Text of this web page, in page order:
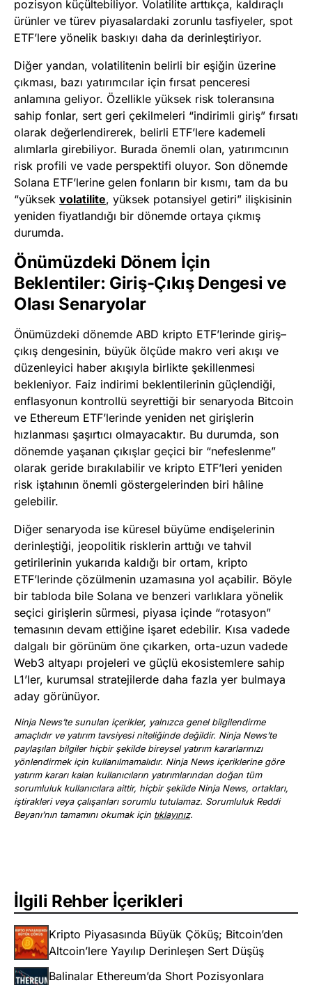
pozisyon küçültebiliyor. Volatilite arttıkça, kaldıraçlı
ürünler ve türev piyasalardaki zorunlu tasfiyeler, spot
ETF’lere yönelik baskıyı daha da derinleştiriyor.
Diğer yandan, volatilitenin belirli bir eşiğin üzerine
çıkması, bazı yatırımcılar için fırsat penceresi
anlamına geliyor. Özellikle yüksek risk toleransına
sahip fonlar, sert geri çekilmeleri “indirimli giriş” fırsatı
olarak değerlendirerek, belirli ETF’lere kademeli
alımlarla girebiliyor. Burada önemli olan, yatırımcının
risk profili ve vade perspektifi oluyor. Son dönemde
Solana ETF’lerine gelen fonların bir kısmı, tam da bu
“yüksek volatilite, yüksek potansiyel getiri” ilişkisinin
yeniden fiyatlandığı bir dönemde ortaya çıkmış
durumda.
Önümüzdeki Dönem İçin
Beklentiler: Giriş-Çıkış Dengesi ve
Olası Senaryolar
Önümüzdeki dönemde ABD kripto ETF’lerinde giriş–
çıkış dengesinin, büyük ölçüde makro veri akışı ve
düzenleyici haber akışıyla birlikte şekillenmesi
bekleniyor. Faiz indirimi beklentilerinin güçlendiği,
enflasyonun kontrollü seyrettiği bir senaryoda Bitcoin
ve Ethereum ETF’lerinde yeniden net girişlerin
hızlanması şaşırtıcı olmayacaktır. Bu durumda, son
dönemde yaşanan çıkışlar geçici bir “nefeslenme”
olarak geride bırakılabilir ve kripto ETF’leri yeniden
risk iştahının önemli göstergelerinden biri hâline
gelebilir.
Diğer senaryoda ise küresel büyüme endişelerinin
derinleştiği, jeopolitik risklerin arttığı ve tahvil
getirilerinin yukarıda kaldığı bir ortam, kripto
ETF’lerinde çözülmenin uzamasına yol açabilir. Böyle
bir tabloda bile Solana ve benzeri varlıklara yönelik
seçici girişlerin sürmesi, piyasa içinde “rotasyon”
temasının devam ettiğine işaret edebilir. Kısa vadede
dalgalı bir görünüm öne çıkarken, orta-uzun vadede
Web3 altyapı projeleri ve güçlü ekosistemlere sahip
L1’ler, kurumsal stratejilerde daha fazla yer bulmaya
aday görünüyor.
Ninja News’te sunulan içerikler, yalnızca genel bilgilendirme
amaçlıdır ve yatırım tavsiyesi niteliğinde değildir. Ninja News’te
paylaşılan bilgiler hiçbir şekilde bireysel yatırım kararlarınızı
yönlendirmek için kullanılmamalıdır. Ninja News içeriklerine göre
yatırım kararı kalan kullanıcıların yatırımlarından doğan tüm
sorumluluk kullanıcılara aittir, hiçbir şekilde Ninja News, ortakları,
iştirakleri veya çalışanları sorumlu tutulamaz. Sorumluluk Reddi
Beyanı’nın tamamını okumak için tıklayınız.
İlgili Rehber İçerikleri
Kripto Piyasasında Büyük Çöküş; Bitcoin’den
Altcoin’lere Yayılıp Derinleşen Sert Düşüş
Balinalar Ethereum’da Short Pozisyonlara